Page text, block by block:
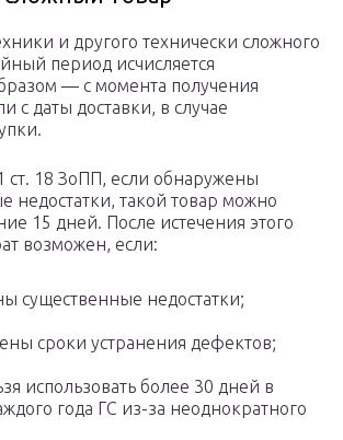
и другого технически сложного
период исчисляется
— с момента получения
с даты доставки, в случае
ст. 18 ЗоПП, если обнаружены
недостатки, такой товар можно
15 дней. После истечения этого
возможен, если:
существенные недостатки;
сроки устранения дефектов;
использовать более 30 дней в
года ГС из-за неоднократного